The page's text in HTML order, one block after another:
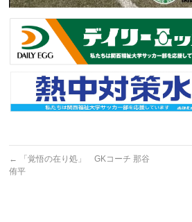
←
「覚悟の在り処」 GKコーチ 那谷
侑平